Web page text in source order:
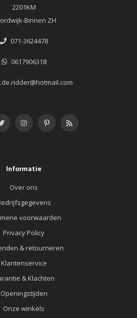
2201KM
Binnen ZH
071-3624478
0617906318
Informatie
Over ons
voorwaarden
Privacy Policy
& retourneren
Klantenservice
& Klachten
Openingstijden
Onze winkels